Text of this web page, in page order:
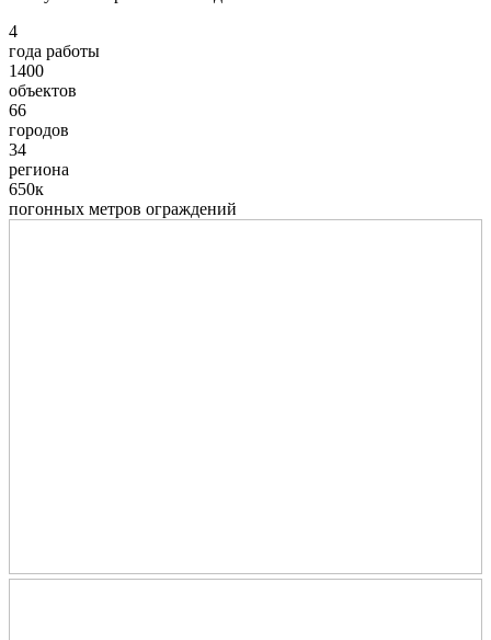
4
года работы
1400
объектов
66
городов
34
региона
650к
погонных метров ограждений